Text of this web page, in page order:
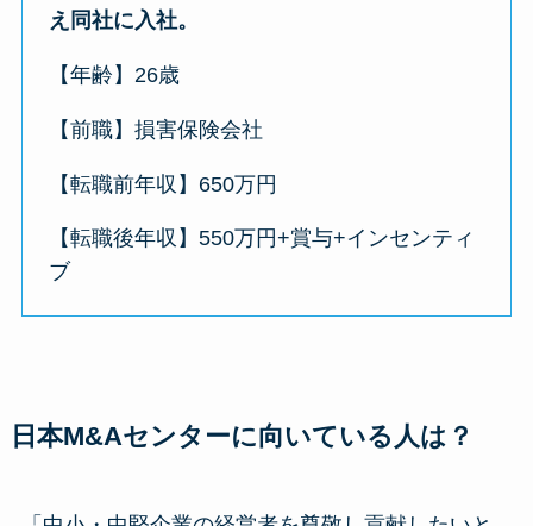
え同社に入社。
【年齢】26歳
【前職】損害保険会社
【転職前年収】650万円
【転職後年収】550万円+賞与+インセンティ
ブ
日本M&Aセンターに向いている人は？